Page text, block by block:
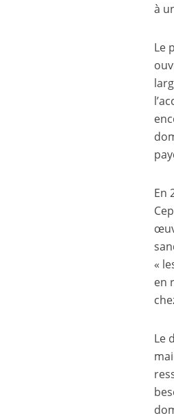
à
Le
En
«
en
Le